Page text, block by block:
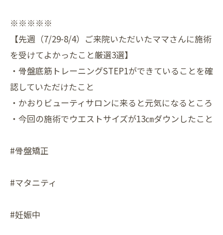
※※※※※
【先週（7/29-8/4）ご来院いただいたママさんに施術
を受けてよかったこと厳選3選】
・骨盤底筋トレーニングSTEP1ができていることを確
認していただけたこと
・かおりビューティサロンに来ると元気になるところ
・今回の施術でウエストサイズが13㎝ダウンしたこと
#骨盤矯正
#マタニティ
#妊娠中